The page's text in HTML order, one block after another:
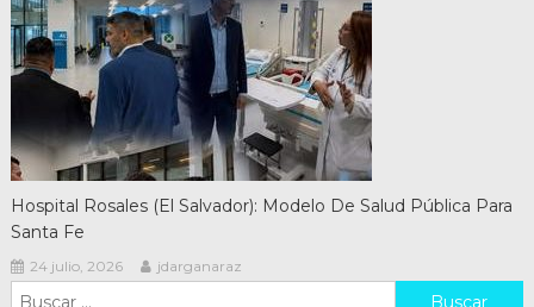
Hospital Rosales (El Salvador): Modelo De Salud Pública Para
Santa Fe
24 julio, 2026 jdarganaraz
Buscar: